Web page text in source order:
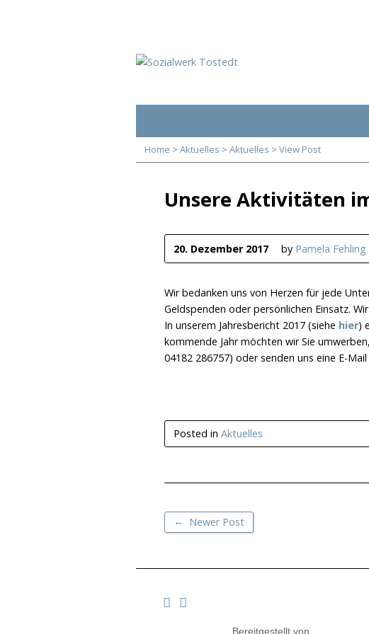
Home > Aktuelles > Aktuelles > View Post
Unsere Aktivitäten
20. Dezember 2017 by Pamela Fehling
Wir bedanken uns von Herzen für jede
Geldspenden oder persönlichen Einsatz.
In unserem Jahresbericht 2017 (siehe hier)
kommende Jahr möchten wir Sie
04182 286757) oder senden uns eine E-
Posted in Aktuelles
← Newer Post